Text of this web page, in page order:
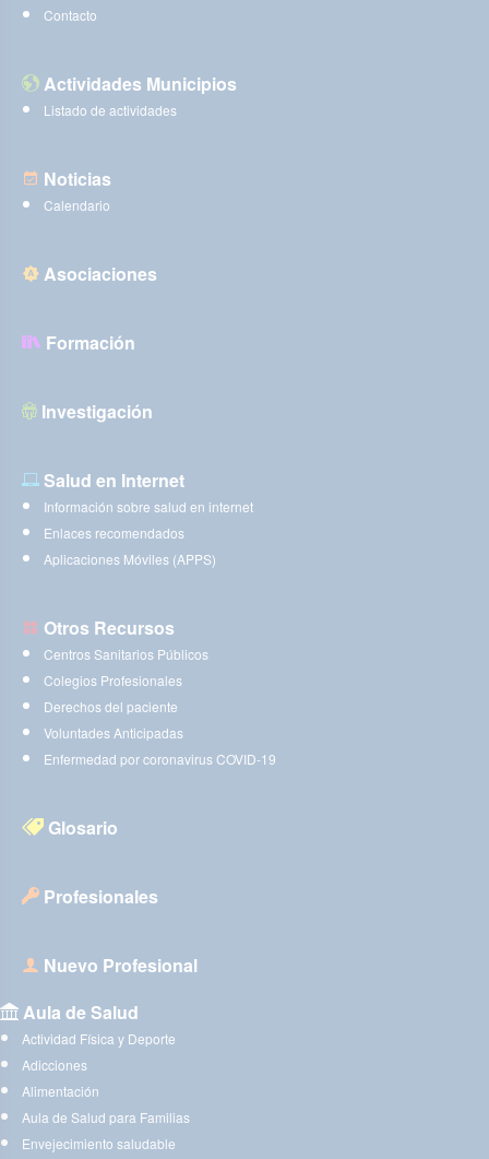
Contacto
Actividades Municipios
Listado de actividades
Noticias
Calendario
Asociaciones
Formación
Investigación
Salud en Internet
Información sobre salud en internet
Enlaces recomendados
Aplicaciones Móviles (APPS)
Otros Recursos
Centros Sanitarios Públicos
Colegios Profesionales
Derechos del paciente
Voluntades Anticipadas
Enfermedad por coronavirus COVID-19
Glosario
Profesionales
Nuevo Profesional
Aula de Salud
Actividad Física y Deporte
Adicciones
Alimentación
Aula de Salud para Familias
Envejecimiento saludable